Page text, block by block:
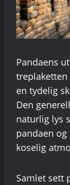
Pandaens
en tydelig
Den
naturlig lys
pandaen
koselig
Samlet sett